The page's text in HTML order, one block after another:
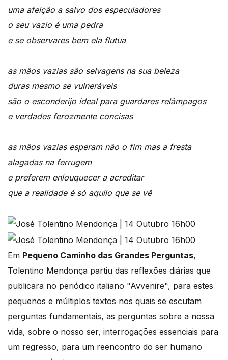
uma afeição a salvo dos especuladores
o seu vazio é uma pedra
e se observares bem ela flutua
as mãos vazias são selvagens na sua beleza
duras mesmo se vulneráveis
são o esconderijo ideal para guardares relâmpagos
e verdades ferozmente concisas
as mãos vazias esperam não o fim mas a fresta
alagadas na ferrugem
e preferem enlouquecer a acreditar
que a realidade é só aquilo que se vê
Em Pequeno Caminho das Grandes Perguntas,
Tolentino Mendonça partiu das reflexões diárias que
publicara no periódico italiano "Avvenire", para estes
pequenos e múltiplos textos nos quais se escutam
perguntas fundamentais, as perguntas sobre a nossa
vida, sobre o nosso ser, interrogações essenciais para
um regresso, para um reencontro do ser humano